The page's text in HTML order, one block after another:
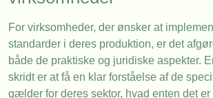
For virksomheder, der ønsker at
standarder i deres produktion, er det
både de praktiske og juridiske aspekter.
skridt er at få en klar forståelse af de
gælder for deres sektor, hvad enten det er